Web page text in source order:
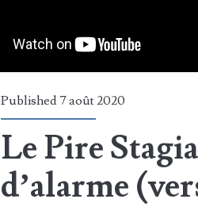
Published 7 août 2020
Le Pire
d’alarme